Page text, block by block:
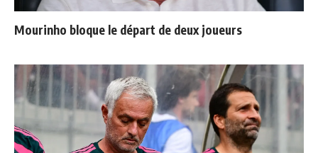
Mourinho bloque le départ de deux joueurs